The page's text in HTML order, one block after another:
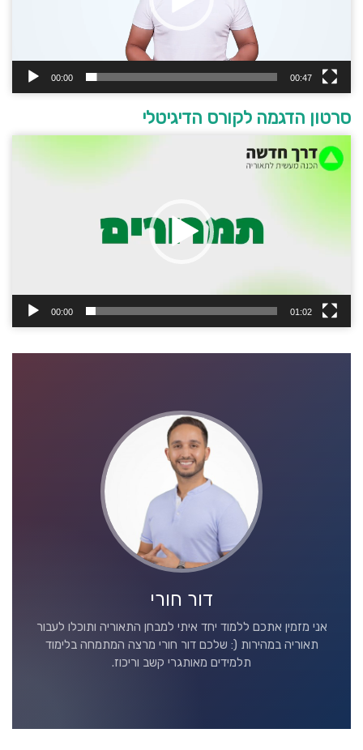
00:00 00:47
סרטון הדגמה לקורס הדיגיטלי
וידאו
00:00 01:02
דור חורי
אני מזמין אתכם ללמוד יחד איתי למבחן התאוריה ותוכלו לעבור
תאוריה במהירות (: שלכם דור חורי מרצה המתמחה בלימוד
תלמידים מאותגרי קשב וריכוז.